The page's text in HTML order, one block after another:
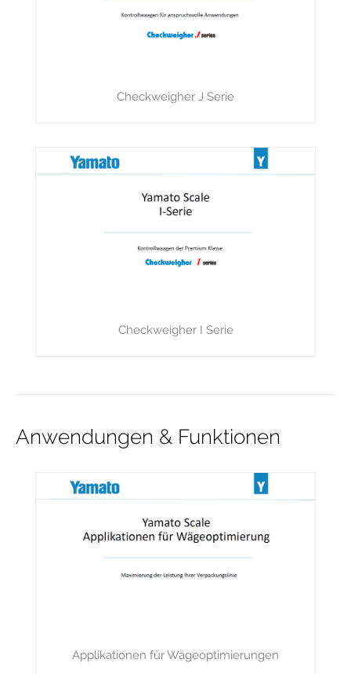
Checkweigher J Serie
Checkweigher I Serie
Anwendungen & Funktionen
Applikationen für Wägeoptimierungen